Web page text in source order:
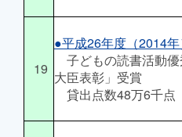
19
●平成26年度（2014年
子どもの読書活動
大臣表彰」受賞
貸出点数48万6千点